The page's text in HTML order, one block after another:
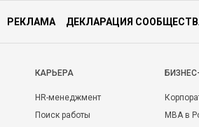
РЕКЛАМА ДЕКЛАРАЦИЯ
КАРЬЕРА
HR-менеджмент
Поиск работы
MBA в